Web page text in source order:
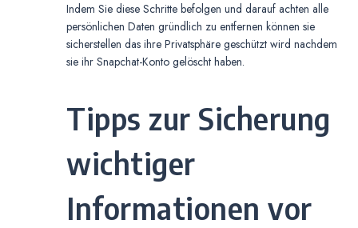
Indem Sie diese Schritte befolgen und darauf achten alle
persönlichen Daten gründlich zu entfernen können sie
sicherstellen das ihre Privatsphäre geschützt wird nachdem
sie ihr Snapchat-Konto gelöscht haben.
Tipps zur Sicherung
wichtiger
Informationen vor